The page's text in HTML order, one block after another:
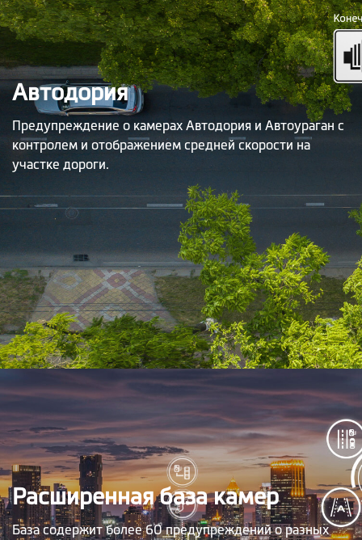
Автодория
Предупреждение о камерах Автодория и Автоураган с
контролем и отображением средней скорости на
участке дороги.
Расширенная база камер
База содержит более 60 предупреждений о разных